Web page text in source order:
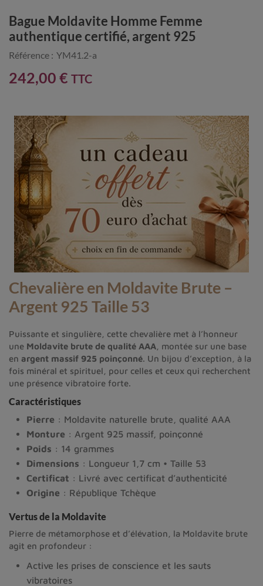
Bague Moldavite Homme Femme
authentique certifié, argent 925
Référence : YM41.2-a
242,00 € TTC
Chevalière en Moldavite Brute –
Argent 925 Taille 53
Puissante et singulière, cette chevalière met à l’honneur
une Moldavite brute de qualité AAA , montée sur une base
en argent massif 925 poinçonné. Un bijou d’exception, à la
fois minéral et spirituel, pour celles et ceux qui recherchent
une présence vibratoire forte.
Caractéristiques
Pierre : Moldavite naturelle brute, qualité AAA
Monture : Argent 925 massif, poinçonné
Poids : 14 grammes
Dimensions : Longueur 1,7 cm • Taille 53
Certificat : Livré avec certificat d’authenticité
Origine : République Tchèque
Vertus de la Moldavite
Pierre de métamorphose et d’élévation, la Moldavite brute
agit en profondeur :
Active les prises de conscience et les sauts
vibratoires